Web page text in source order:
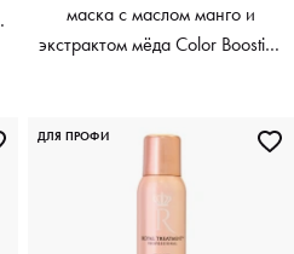
маска с маслом манго и
экстрактом мёда Color Boosting
ДЛЯ ПРОФИ